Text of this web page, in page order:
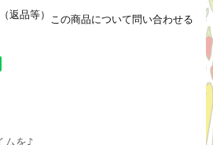
返品等） この商品について問い合わせる
ムを♪